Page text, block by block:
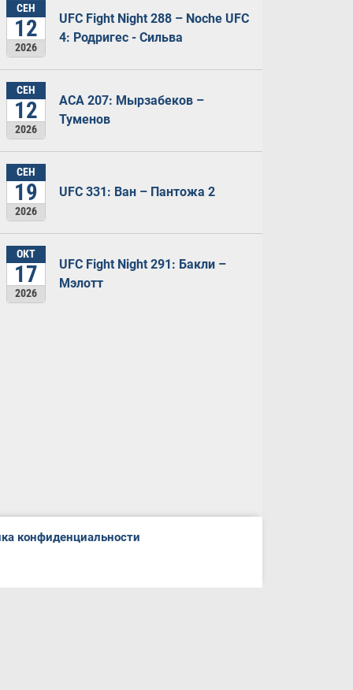
СЕН
12
2026
UFC Fight Night 288 – Noche UFC
4: Родригес - Сильва
СЕН
12
2026
ACA 207: Мырзабеков –
Туменов
СЕН
19
2026
UFC 331: Ван – Пантожа 2
ОКТ
17
2026
UFC Fight Night 291: Бакли –
Мэлотт
конфиденциальности